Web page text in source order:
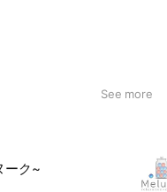
See more
ーク~